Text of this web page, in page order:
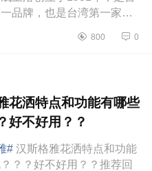
品牌，也是台湾第一家上
瓷专业杂志评定为“全球前十
800 0
花洒特点和功能有哪些
好不好用？？
# 汉斯格雅花洒特点和功能
？？好不好用？？推荐回